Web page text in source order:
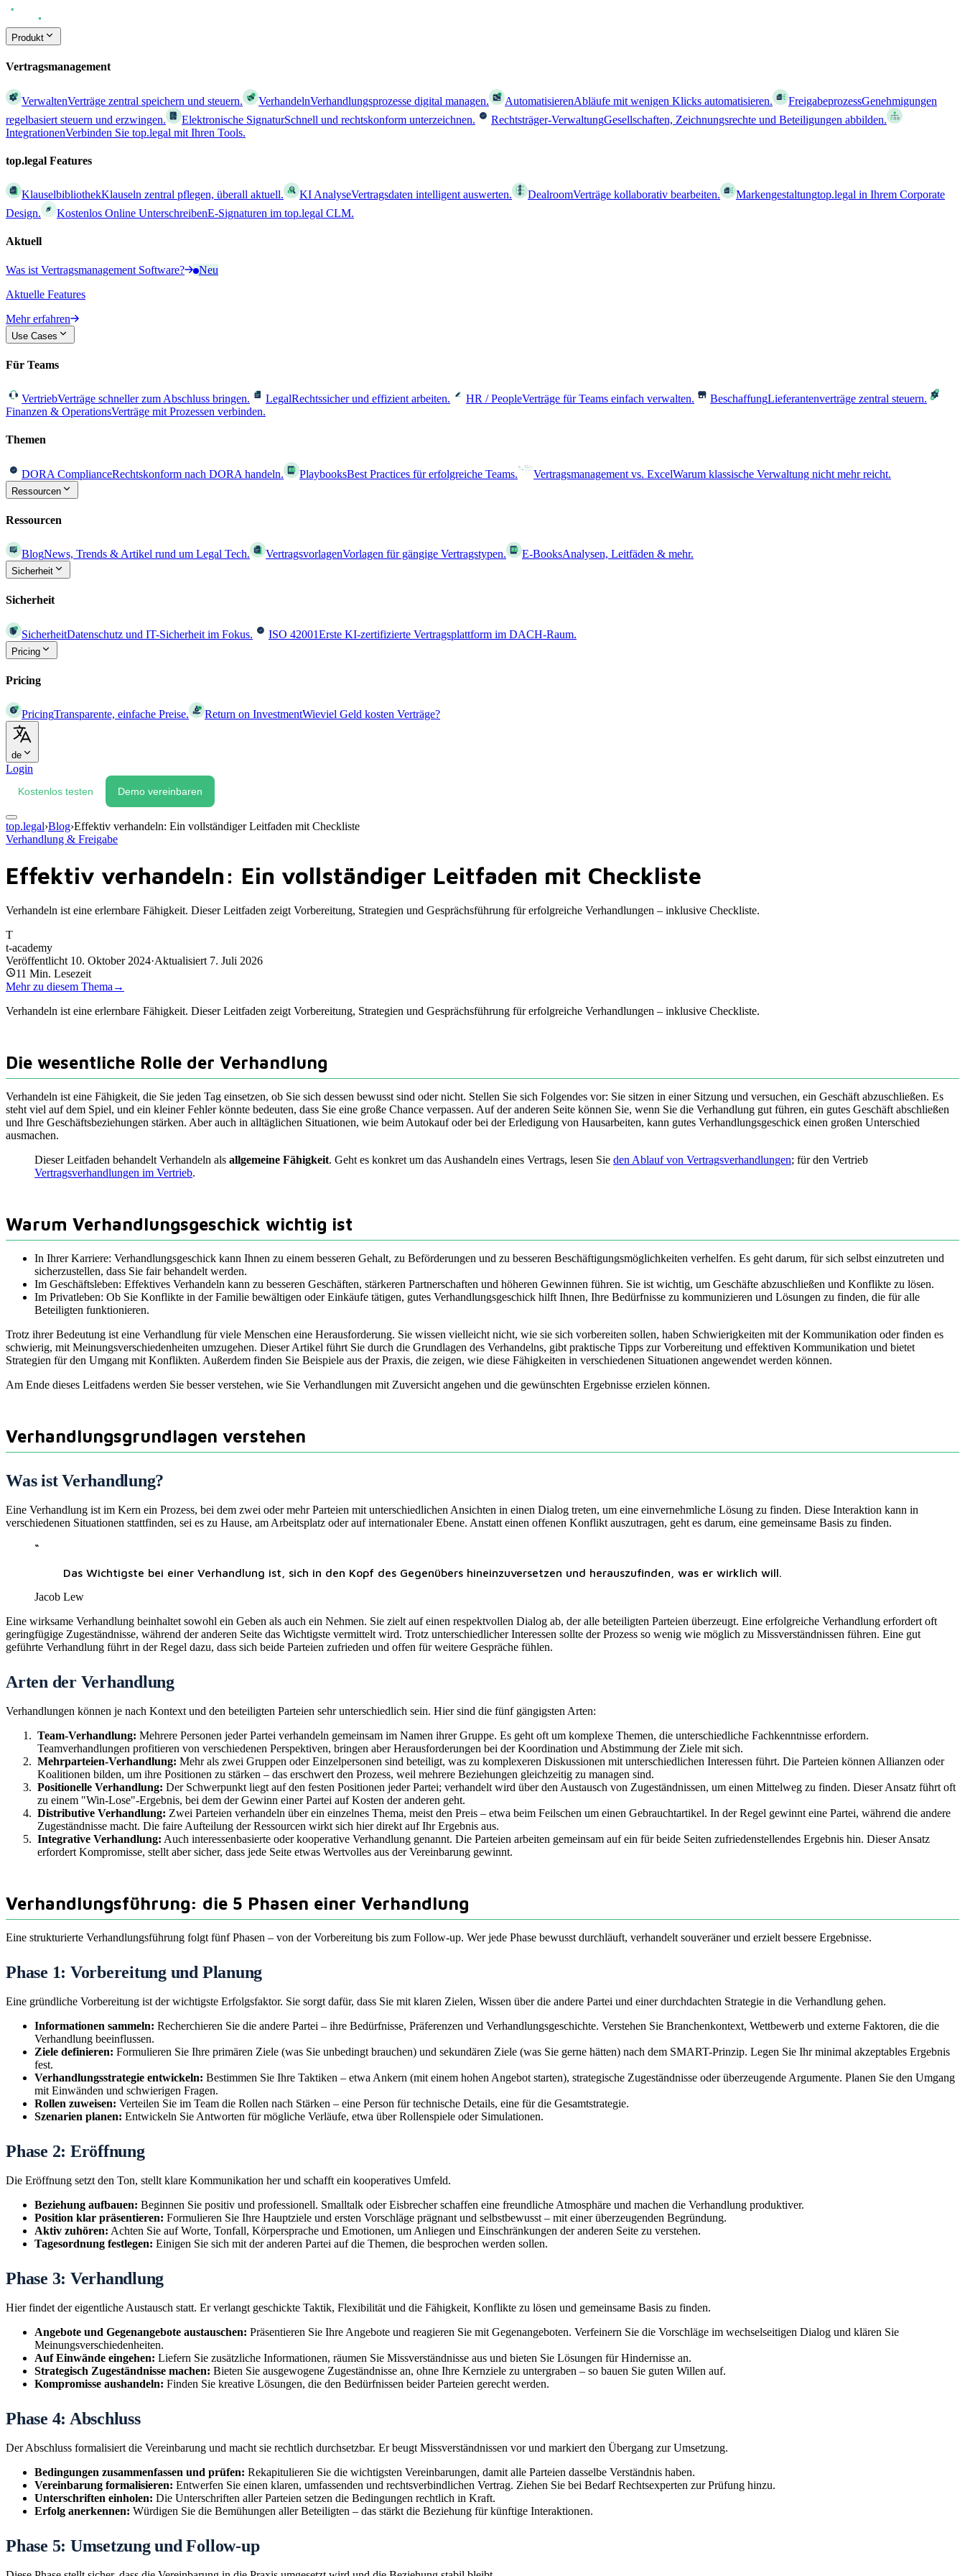
Produkt
Vertragsmanagement
VerwaltenVerträge zentral speichern und steuern. VerhandelnVerhandlungsprozesse digital managen. AutomatisierenAbläufe mit wenigen Klicks automatisieren. FreigabeprozessGenehmigungen
regelbasiert steuern und erzwingen.
Elektronische SignaturSchnell und rechtskonform unterzeichnen. Rechtsträger-VerwaltungGesellschaften, Zeichnungsrechte und Beteiligungen abbilden.
IntegrationenVerbinden Sie top.legal mit Ihren Tools.
top.legal Features
KlauselbibliothekKlauseln zentral pflegen, überall aktuell. KI AnalyseVertragsdaten intelligent auswerten. DealroomVerträge kollaborativ bearbeiten. Markengestaltungtop.legal in Ihrem Corporate
Design.
Kostenlos Online UnterschreibenE-Signaturen im top.legal CLM.
Aktuell
Was ist Vertragsmanagement Software?
Neu
Aktuelle Features
Mehr erfahren
Use Cases
Für Teams
VertriebVerträge schneller zum Abschluss bringen. LegalRechtssicher und effizient arbeiten. HR / PeopleVerträge für Teams einfach verwalten. BeschaffungLieferantenverträge zentral steuern.
Finanzen & OperationsVerträge mit Prozessen verbinden.
Themen
DORA ComplianceRechtskonform nach DORA handeln. PlaybooksBest Practices für erfolgreiche Teams. Vertragsmanagement vs. ExcelWarum klassische Verwaltung nicht mehr reicht.
Ressourcen
Ressourcen
BlogNews, Trends & Artikel rund um Legal Tech. VertragsvorlagenVorlagen für gängige Vertragstypen. E-BooksAnalysen, Leitfäden & mehr.
Sicherheit
Sicherheit
SicherheitDatenschutz und IT-Sicherheit im Fokus. ISO 42001Erste KI-zertifizierte Vertragsplattform im DACH-Raum.
Pricing
Pricing
PricingTransparente, einfache Preise. Return on InvestmentWieviel Geld kosten Verträge?
de
Login
Kostenlos testen Demo vereinbaren
top.legal›Blog›Effektiv verhandeln: Ein vollständiger Leitfaden mit Checkliste
Verhandlung & Freigabe
Effektiv verhandeln: Ein vollständiger Leitfaden mit Checkliste
Verhandeln ist eine erlernbare Fähigkeit. Dieser Leitfaden zeigt Vorbereitung, Strategien und Gesprächsführung für erfolgreiche Verhandlungen – inklusive Checkliste.
T
t-academy
Veröffentlicht 10. Oktober 2024·Aktualisiert 7. Juli 2026
11 Min. Lesezeit
Mehr zu diesem Thema →
Verhandeln ist eine erlernbare Fähigkeit. Dieser Leitfaden zeigt Vorbereitung, Strategien und Gesprächsführung für erfolgreiche Verhandlungen – inklusive Checkliste.
Die wesentliche Rolle der Verhandlung
Verhandeln ist eine Fähigkeit, die Sie jeden Tag einsetzen, ob Sie sich dessen bewusst sind oder nicht. Stellen Sie sich Folgendes vor: Sie sitzen in einer Sitzung und versuchen, ein Geschäft abzuschließen. Es
steht viel auf dem Spiel, und ein kleiner Fehler könnte bedeuten, dass Sie eine große Chance verpassen. Auf der anderen Seite können Sie, wenn Sie die Verhandlung gut führen, ein gutes Geschäft abschließen
und Ihre Geschäftsbeziehungen stärken. Aber auch in alltäglichen Situationen, wie beim Autokauf oder bei der Erledigung von Hausarbeiten, kann gutes Verhandlungsgeschick einen großen Unterschied
ausmachen.
Dieser Leitfaden behandelt Verhandeln als allgemeine Fähigkeit. Geht es konkret um das Aushandeln eines Vertrags, lesen Sie den Ablauf von Vertragsverhandlungen; für den Vertrieb
Vertragsverhandlungen im Vertrieb.
Warum Verhandlungsgeschick wichtig ist
In Ihrer Karriere: Verhandlungsgeschick kann Ihnen zu einem besseren Gehalt, zu Beförderungen und zu besseren Beschäftigungsmöglichkeiten verhelfen. Es geht darum, für sich selbst einzutreten und
sicherzustellen, dass Sie fair behandelt werden.
Im Geschäftsleben: Effektives Verhandeln kann zu besseren Geschäften, stärkeren Partnerschaften und höheren Gewinnen führen. Sie ist wichtig, um Geschäfte abzuschließen und Konflikte zu lösen.
Im Privatleben: Ob Sie Konflikte in der Familie bewältigen oder Einkäufe tätigen, gutes Verhandlungsgeschick hilft Ihnen, Ihre Bedürfnisse zu kommunizieren und Lösungen zu finden, die für alle
Beteiligten funktionieren.
Trotz ihrer Bedeutung ist eine Verhandlung für viele Menschen eine Herausforderung. Sie wissen vielleicht nicht, wie sie sich vorbereiten sollen, haben Schwierigkeiten mit der Kommunikation oder finden es
schwierig, mit Meinungsverschiedenheiten umzugehen. Dieser Artikel führt Sie durch die Grundlagen des Verhandelns, gibt praktische Tipps zur Vorbereitung und effektiven Kommunikation und bietet
Strategien für den Umgang mit Konflikten. Außerdem finden Sie Beispiele aus der Praxis, die zeigen, wie diese Fähigkeiten in verschiedenen Situationen angewendet werden können.
Am Ende dieses Leitfadens werden Sie besser verstehen, wie Sie Verhandlungen mit Zuversicht angehen und die gewünschten Ergebnisse erzielen können.
Verhandlungsgrundlagen verstehen
Was ist Verhandlung?
Eine Verhandlung ist im Kern ein Prozess, bei dem zwei oder mehr Parteien mit unterschiedlichen Ansichten in einen Dialog treten, um eine einvernehmliche Lösung zu finden. Diese Interaktion kann in
verschiedenen Situationen stattfinden, sei es zu Hause, am Arbeitsplatz oder auf internationaler Ebene. Anstatt einen offenen Konflikt auszutragen, geht es darum, eine gemeinsame Basis zu finden.
“
Das Wichtigste bei einer Verhandlung ist, sich in den Kopf des Gegenübers hineinzuversetzen und herauszufinden, was er wirklich will.
Jacob Lew
Eine wirksame Verhandlung beinhaltet sowohl ein Geben als auch ein Nehmen. Sie zielt auf einen respektvollen Dialog ab, der alle beteiligten Parteien überzeugt. Eine erfolgreiche Verhandlung erfordert oft
geringfügige Zugeständnisse, während der anderen Seite das Wichtigste vermittelt wird. Trotz unterschiedlicher Interessen sollte der Prozess so wenig wie möglich zu Missverständnissen führen. Eine gut
geführte Verhandlung führt in der Regel dazu, dass sich beide Parteien zufrieden und offen für weitere Gespräche fühlen.
Arten der Verhandlung
Verhandlungen können je nach Kontext und den beteiligten Parteien sehr unterschiedlich sein. Hier sind die fünf gängigsten Arten:
Team-Verhandlung: Mehrere Personen jeder Partei verhandeln gemeinsam im Namen ihrer Gruppe. Es geht oft um komplexe Themen, die unterschiedliche Fachkenntnisse erfordern.
Teamverhandlungen profitieren von verschiedenen Perspektiven, bringen aber Herausforderungen bei der Koordination und Abstimmung der Ziele mit sich.
Mehrparteien-Verhandlung: Mehr als zwei Gruppen oder Einzelpersonen sind beteiligt, was zu komplexeren Diskussionen mit unterschiedlichen Interessen führt. Die Parteien können Allianzen oder
Koalitionen bilden, um ihre Positionen zu stärken – das erschwert den Prozess, weil mehrere Beziehungen gleichzeitig zu managen sind.
Positionelle Verhandlung: Der Schwerpunkt liegt auf den festen Positionen jeder Partei; verhandelt wird über den Austausch von Zugeständnissen, um einen Mittelweg zu finden. Dieser Ansatz führt oft
zu einem "Win-Lose"-Ergebnis, bei dem der Gewinn einer Partei auf Kosten der anderen geht.
Distributive Verhandlung: Zwei Parteien verhandeln über ein einzelnes Thema, meist den Preis – etwa beim Feilschen um einen Gebrauchtartikel. In der Regel gewinnt eine Partei, während die andere
Zugeständnisse macht. Die faire Aufteilung der Ressourcen wirkt sich hier direkt auf Ihr Ergebnis aus.
Integrative Verhandlung: Auch interessenbasierte oder kooperative Verhandlung genannt. Die Parteien arbeiten gemeinsam auf ein für beide Seiten zufriedenstellendes Ergebnis hin. Dieser Ansatz
erfordert Kompromisse, stellt aber sicher, dass jede Seite etwas Wertvolles aus der Vereinbarung gewinnt.
Verhandlungsführung: die 5 Phasen einer Verhandlung
Eine strukturierte Verhandlungsführung folgt fünf Phasen – von der Vorbereitung bis zum Follow-up. Wer jede Phase bewusst durchläuft, verhandelt souveräner und erzielt bessere Ergebnisse.
Phase 1: Vorbereitung und Planung
Eine gründliche Vorbereitung ist der wichtigste Erfolgsfaktor. Sie sorgt dafür, dass Sie mit klaren Zielen, Wissen über die andere Partei und einer durchdachten Strategie in die Verhandlung gehen.
Informationen sammeln: Recherchieren Sie die andere Partei – ihre Bedürfnisse, Präferenzen und Verhandlungsgeschichte. Verstehen Sie Branchenkontext, Wettbewerb und externe Faktoren, die die
Verhandlung beeinflussen.
Ziele definieren: Formulieren Sie Ihre primären Ziele (was Sie unbedingt brauchen) und sekundären Ziele (was Sie gerne hätten) nach dem SMART-Prinzip. Legen Sie Ihr minimal akzeptables Ergebnis
fest.
Verhandlungsstrategie entwickeln: Bestimmen Sie Ihre Taktiken – etwa Ankern (mit einem hohen Angebot starten), strategische Zugeständnisse oder überzeugende Argumente. Planen Sie den Umgang
mit Einwänden und schwierigen Fragen.
Rollen zuweisen: Verteilen Sie im Team die Rollen nach Stärken – eine Person für technische Details, eine für die Gesamtstrategie.
Szenarien planen: Entwickeln Sie Antworten für mögliche Verläufe, etwa über Rollenspiele oder Simulationen.
Phase 2: Eröffnung
Die Eröffnung setzt den Ton, stellt klare Kommunikation her und schafft ein kooperatives Umfeld.
Beziehung aufbauen: Beginnen Sie positiv und professionell. Smalltalk oder Eisbrecher schaffen eine freundliche Atmosphäre und machen die Verhandlung produktiver.
Position klar präsentieren: Formulieren Sie Ihre Hauptziele und ersten Vorschläge prägnant und selbstbewusst – mit einer überzeugenden Begründung.
Aktiv zuhören: Achten Sie auf Worte, Tonfall, Körpersprache und Emotionen, um Anliegen und Einschränkungen der anderen Seite zu verstehen.
Tagesordnung festlegen: Einigen Sie sich mit der anderen Partei auf die Themen, die besprochen werden sollen.
Phase 3: Verhandlung
Hier findet der eigentliche Austausch statt. Er verlangt geschickte Taktik, Flexibilität und die Fähigkeit, Konflikte zu lösen und gemeinsame Basis zu finden.
Angebote und Gegenangebote austauschen: Präsentieren Sie Ihre Angebote und reagieren Sie mit Gegenangeboten. Verfeinern Sie die Vorschläge im wechselseitigen Dialog und klären Sie
Meinungsverschiedenheiten.
Auf Einwände eingehen: Liefern Sie zusätzliche Informationen, räumen Sie Missverständnisse aus und bieten Sie Lösungen für Hindernisse an.
Strategisch Zugeständnisse machen: Bieten Sie ausgewogene Zugeständnisse an, ohne Ihre Kernziele zu untergraben – so bauen Sie guten Willen auf.
Kompromisse aushandeln: Finden Sie kreative Lösungen, die den Bedürfnissen beider Parteien gerecht werden.
Phase 4: Abschluss
Der Abschluss formalisiert die Vereinbarung und macht sie rechtlich durchsetzbar. Er beugt Missverständnissen vor und markiert den Übergang zur Umsetzung.
Bedingungen zusammenfassen und prüfen: Rekapitulieren Sie die wichtigsten Vereinbarungen, damit alle Parteien dasselbe Verständnis haben.
Vereinbarung formalisieren: Entwerfen Sie einen klaren, umfassenden und rechtsverbindlichen Vertrag. Ziehen Sie bei Bedarf Rechtsexperten zur Prüfung hinzu.
Unterschriften einholen: Die Unterschriften aller Parteien setzen die Bedingungen rechtlich in Kraft.
Erfolg anerkennen: Würdigen Sie die Bemühungen aller Beteiligten – das stärkt die Beziehung für künftige Interaktionen.
Phase 5: Umsetzung und Follow-up